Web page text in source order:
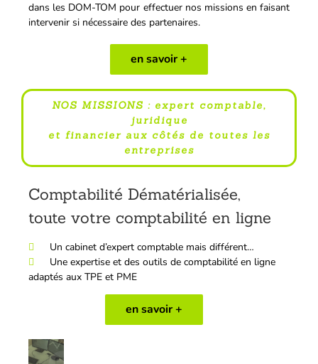
dans les DOM-TOM pour effectuer nos missions en faisant
intervenir si nécessaire des partenaires.
en savoir +
NOS MISSIONS : expert comptable,
juridique
et financier aux côtés de toutes les
entreprises
Comptabilité Dématérialisée,
toute votre comptabilité en ligne
Un cabinet d’expert comptable mais différent…
Une expertise et des outils de comptabilité en ligne
adaptés aux TPE et PME
en savoir +